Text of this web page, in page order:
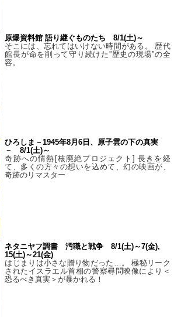
原爆資料館 語り継ぐものたち 8/1(土)～
そこには、忘れてはいけない時間がある。 歴代
館長が命を削って守り続けた”歴史の現場”の全
容。
ひろしま－1945年8月6日、原子雲の下の真実
－ 8/1(土)～
奇跡への情熱[核廃絶プロジェクト] 長きを経
て、多くの方々の想いを込めて、幻の映画が、
奇跡のリマスター
ネタニヤフ調書 汚職と戦争 8/1(土)～7(金),
15(土)～21(金)
はじまりは小さな贈り物だった…。 極秘リーク
されたイスラエル首相の警察尋問映像により＜
恐るべき真実＞が暴かれる！